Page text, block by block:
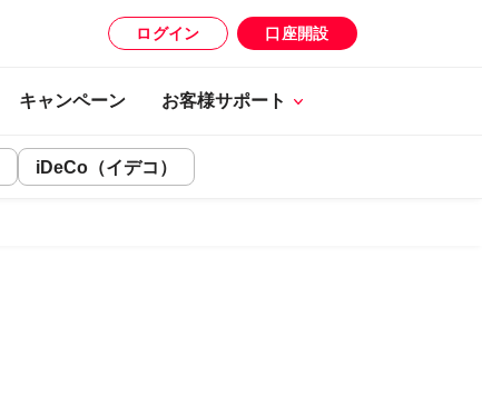
ログイン 口座開設
キャンペーン お客様サポート
iDeCo（イデコ）